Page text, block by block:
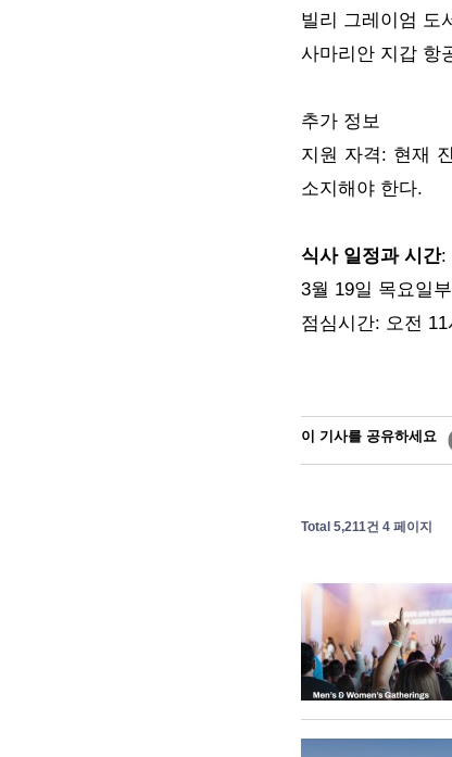
빌리 그레이엄 도
사마리안 지갑 항
추가 정보
지원 자격: 현재
소지해야 한다.
식사 일정과 시간:
3월 19일 목요일
점심시간: 오전
이 기사를 공유하세요
Total 5,211건 4 페이지